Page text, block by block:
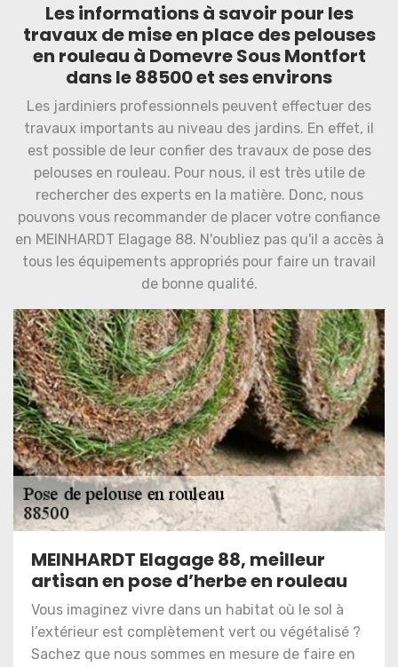
Les informations à savoir pour les
travaux de mise en place des pelouses
en rouleau à Domevre Sous Montfort
dans le 88500 et ses environs
Les jardiniers professionnels peuvent effectuer des
travaux importants au niveau des jardins. En effet, il
est possible de leur confier des travaux de pose des
pelouses en rouleau. Pour nous, il est très utile de
rechercher des experts en la matière. Donc, nous
pouvons vous recommander de placer votre confiance
en MEINHARDT Elagage 88. N'oubliez pas qu'il a accès à
tous les équipements appropriés pour faire un travail
de bonne qualité.
MEINHARDT Elagage 88, meilleur
artisan en pose d’herbe en rouleau
Vous imaginez vivre dans un habitat où le sol à
l’extérieur est complètement vert ou végétalisé ?
Sachez que nous sommes en mesure de faire en